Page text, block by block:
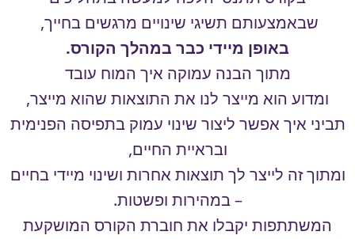
שבאמצעותם תשיגי שינויים מרגשים בחייך,
באופן מיידי כבר במהלך הקורס.
מתוך הבנה עמוקה איך המוח עובד
ומדוע הוא מייצר לנו את התוצאות שהוא מייצר,
תביני איך אפשר ליצור שינוי עמוק בתפיסה הפנימית
ובראיית החיים,
ומתוך זה לייצר לך תוצאות אחרות ושינוי מיידי בחיים
– במהירות ופשטות.
המשתתפות יקבלו את חוברת הקורס המושקעת